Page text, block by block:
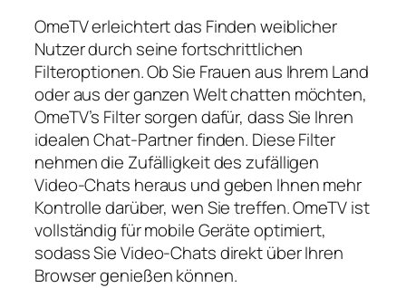
OmeTV erleichtert das Finden weiblicher
Nutzer durch seine fortschrittlichen
Filteroptionen. Ob Sie Frauen aus Ihrem Land
oder aus der ganzen Welt chatten möchten,
OmeTV’s Filter sorgen dafür, dass Sie Ihren
idealen Chat-Partner finden. Diese Filter
nehmen die Zufälligkeit des zufälligen
Video-Chats heraus und geben Ihnen mehr
Kontrolle darüber, wen Sie treffen. OmeTV ist
vollständig für mobile Geräte optimiert,
sodass Sie Video-Chats direkt über Ihren
Browser genießen können.